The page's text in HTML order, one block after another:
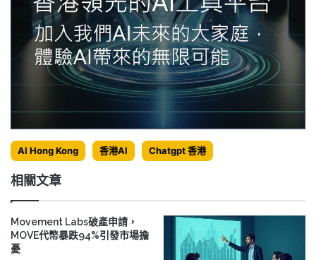
AI Hong Kong 香港AI Chatgpt 香港
相關文章
Movement Labs破產申請，
MOVE代幣暴跌94%引發市場擔
憂